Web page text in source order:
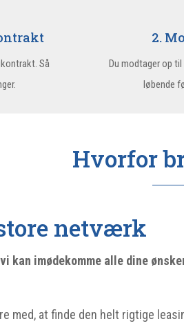
Så
2.
Du modtager op
løbende
Hvorfor
netværk
kan imødekomme alle dine
med, at finde den helt rigtige